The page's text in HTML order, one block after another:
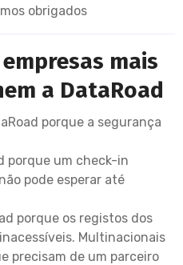
obrigados
mais
a DataRoad
porque a segurança
porque um check-in
pode esperar até
porque os registos dos
Multinacionais
precisam de um parceiro